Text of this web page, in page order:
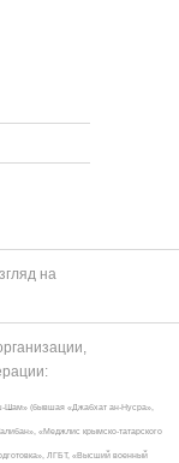
на
Шам» (бывшая «Джабхат ан-Нусра»,
«Меджлис крымско-татарского
ЛГБТ, «Высший военный